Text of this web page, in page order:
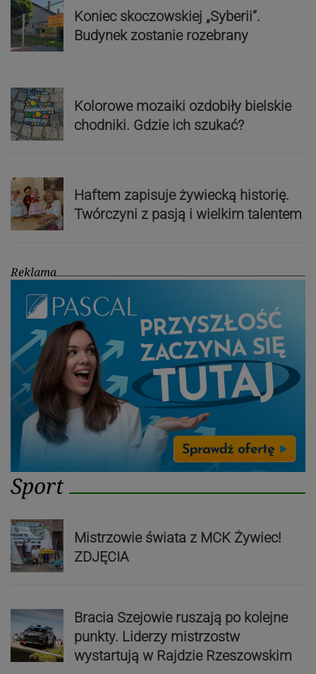
Koniec skoczowskiej „Syberii”.
Budynek zostanie rozebrany
Kolorowe mozaiki ozdobiły bielskie
chodniki. Gdzie ich szukać?
Haftem zapisuje żywiecką historię.
Twórczyni z pasją i wielkim talentem
Reklama
Sport
Mistrzowie świata z MCK Żywiec!
ZDJĘCIA
Bracia Szejowie ruszają po kolejne
punkty. Liderzy mistrzostw
wystartują w Rajdzie Rzeszowskim